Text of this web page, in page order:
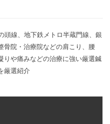
頭線、地下鉄メトロ半蔵門線、銀
骨院・治療院などの肩こり、腰
りや痛みなどの治療に強い厳選鍼
厳選紹介